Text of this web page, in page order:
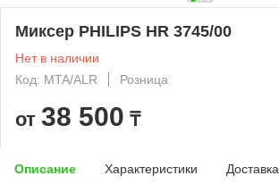
Миксер PHILIPS HR 3745/00
Нет в наличии
Код: MTA/ALR
Розница
от 38 500 ₸
Описание Характеристики Доставка